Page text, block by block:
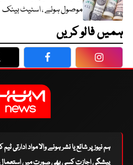
موصول ہوئے ، اسٹیٹ بینک
ہمیں فالو کریں
Facebook
ہم نیوز پر شائع یا نشر ہونے والا مواد ادارتی
پیشگی اجازت کسی بھی صورت میں استعمال